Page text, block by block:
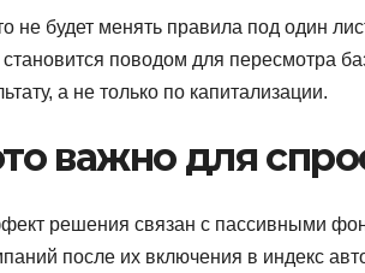
не будет менять правила под один
поводом для пересмотра
а не только по капитализации.
важно для
решения связан с пассивными
после их включения в индекс